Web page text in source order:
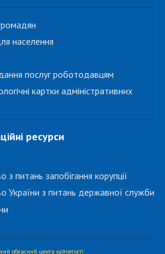
населення
послуг роботодавцям
картки адміністративних
ресурси
з питань запобігання корупції
України з питань державної служби
обласний центр зайнятості